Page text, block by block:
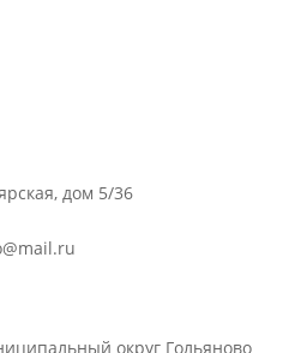
дом 5/36
округ Гольяново